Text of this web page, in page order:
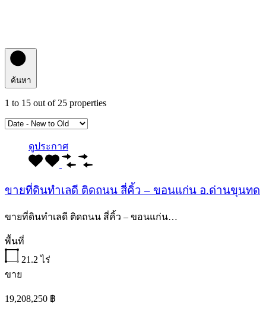
ค้นหา
1 to 15 out of 25 properties
ดูประกาศ
ขายที่ดินทำเลดี ติดถนน สี่คิ้ว – ขอนแก่น อ.ด่านขุนทด
ขายที่ดินทำเลดี ติดถนน สี่คิ้ว – ขอนแก่น…
พื้นที่
21.2 ไร่
ขาย
19,208,250 ฿